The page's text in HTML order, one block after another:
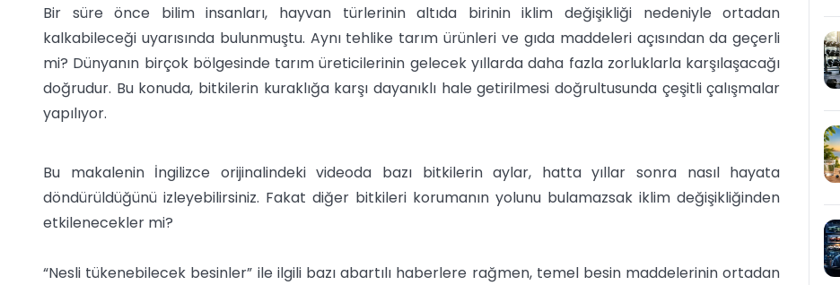
Bir süre önce bilim insanları, hayvan türlerinin altıda birinin iklim değişikliği nedeniyle ortadan
kalkabileceği uyarısında bulunmuştu. Aynı tehlike tarım ürünleri ve gıda maddeleri açısından da geçerli
mi? Dünyanın birçok bölgesinde tarım üreticilerinin gelecek yıllarda daha fazla zorluklarla karşılaşacağı
doğrudur. Bu konuda, bitkilerin kuraklığa karşı dayanıklı hale getirilmesi doğrultusunda çeşitli çalışmalar
yapılıyor.
Bu makalenin İngilizce orijinalindeki videoda bazı bitkilerin aylar, hatta yıllar sonra nasıl hayata
döndürüldüğünü izleyebilirsiniz. Fakat diğer bitkileri korumanın yolunu bulamazsak iklim değişikliğinden
etkilenecekler mi?
“Nesli tükenebilecek besinler” ile ilgili bazı abartılı haberlere rağmen, temel besin maddelerinin ortadan